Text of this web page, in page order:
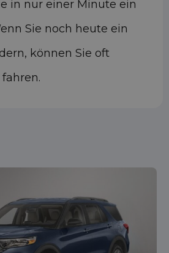
in nur einer Minute ein
Sie noch heute ein
können Sie oft